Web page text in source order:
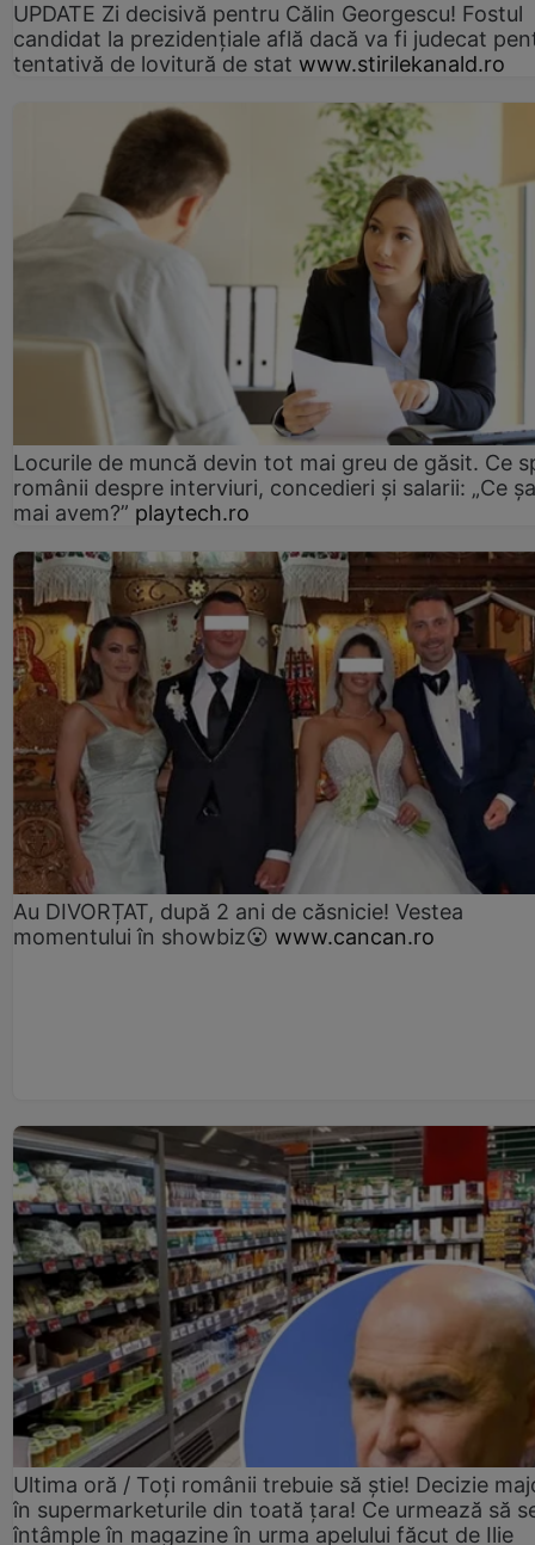
UPDATE Zi decisivă pentru Călin Georgescu! Fostul
candidat la prezidențiale află dacă va fi judecat
tentativă de lovitură de stat www.stirilekanald.ro
Locurile de muncă devin tot mai greu de găsit. Ce
românii despre interviuri, concedieri și salarii: „Ce
mai avem?” playtech.ro
Au DIVORȚAT, după 2 ani de căsnicie! Vestea
momentului în showbiz😮 www.cancan.ro
Ultima oră / Toți românii trebuie să știe! Decizie
în supermarketurile din toată țara! Ce urmează să
întâmple în magazine în urma apelului făcut de Ilie